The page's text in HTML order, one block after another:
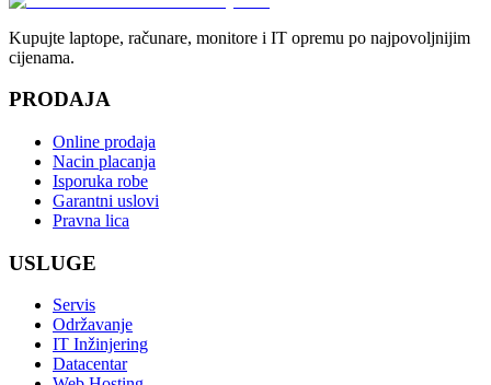
Kupujte laptope, računare, monitore i IT opremu po najpovoljnijim
cijenama.
PRODAJA
Online prodaja
Nacin placanja
Isporuka robe
Garantni uslovi
Pravna lica
USLUGE
Servis
Održavanje
IT Inžinjering
Datacentar